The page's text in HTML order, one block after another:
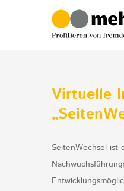
Virtuelle
SeitenWechsel ist